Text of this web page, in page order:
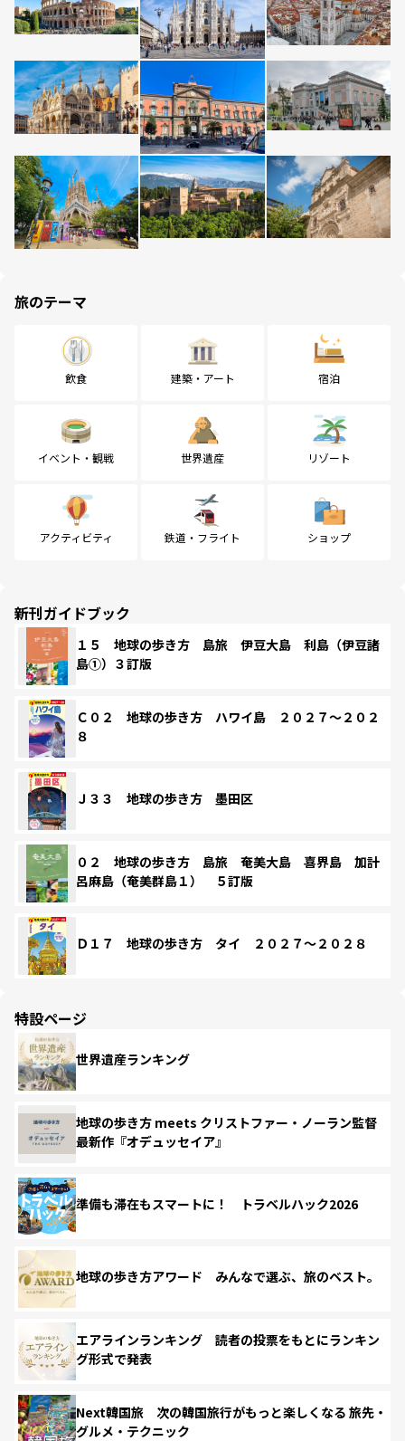
旅のテーマ
飲食 建築・アート 宿泊
イベント・観戦 世界遺産 リゾート
アクティビティ 鉄道・フライト ショップ
新刊ガイドブック
１５ 地球の歩き方 島旅 伊豆大島 利島（伊豆諸
島①）３訂版
Ｃ０２ 地球の歩き方 ハワイ島 ２０２７～２０２
８
Ｊ３３ 地球の歩き方 墨田区
０２ 地球の歩き方 島旅 奄美大島 喜界島 加計
呂麻島（奄美群島１） ５訂版
Ｄ１７ 地球の歩き方 タイ ２０２７～２０２８
特設ページ
世界遺産ランキング
地球の歩き方 meets クリストファー・ノーラン監督
最新作『オデュッセイア』
準備も滞在もスマートに！ トラベルハック2026
地球の歩き方アワード みんなで選ぶ、旅のベスト。
エアラインランキング 読者の投票をもとにランキン
グ形式で発表
Next韓国旅 次の韓国旅行がもっと楽しくなる 旅先・
グルメ・テクニック